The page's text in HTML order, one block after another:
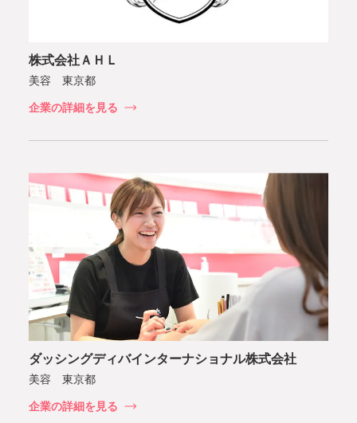
株式会社ＡＨＬ
美容 東京都
企業の詳細を見る
ダッシングディバインターナショナル株式会社
美容 東京都
企業の詳細を見る